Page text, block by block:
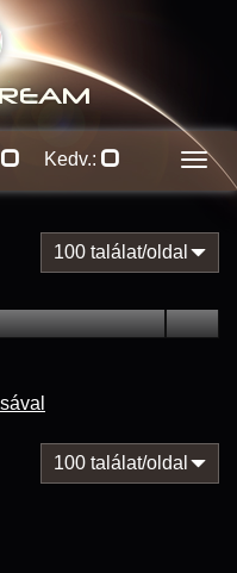
Kedv.:
100 találat/oldal
100 találat/oldal